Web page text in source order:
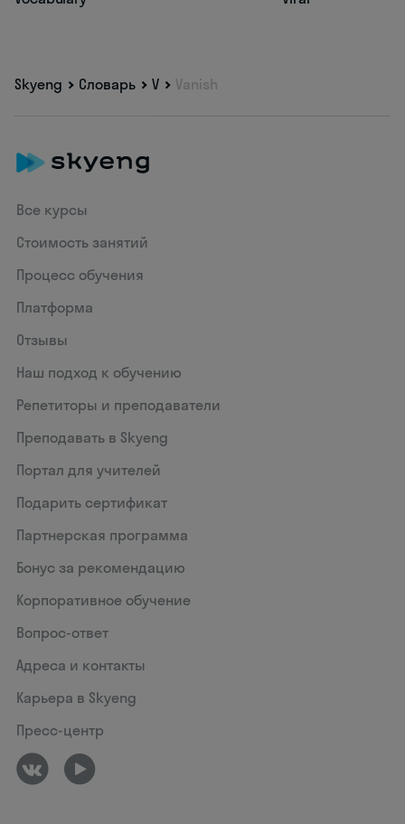
Skyeng Словарь V Vanish
Все курсы
Стоимость занятий
Процесс обучения
Платформа
Отзывы
Наш подход к обучению
Репетиторы и преподаватели
Преподавать в Skyeng
Портал для учителей
Подарить сертификат
Партнерская программа
Бонус за рекомендацию
Корпоративное обучение
Вопрос-ответ
Адреса и контакты
Карьера в Skyeng
Пресс-центр